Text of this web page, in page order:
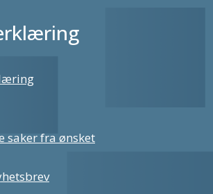
saker fra ønsket